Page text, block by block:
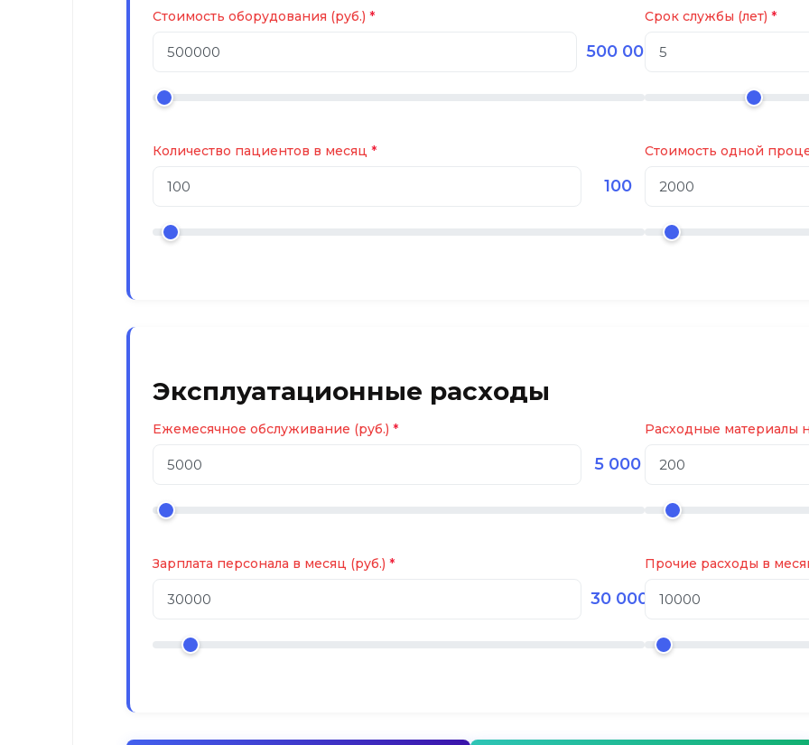
Стоимость оборудования (руб.)
500 000
Срок службы (лет)
Количество пациентов в месяц
100
Стоимость одной
Эксплуатационные расходы
Ежемесячное обслуживание (руб.)
5 000
Расходные материалы
Зарплата персонала в месяц (руб.)
30 000
Прочие расходы в